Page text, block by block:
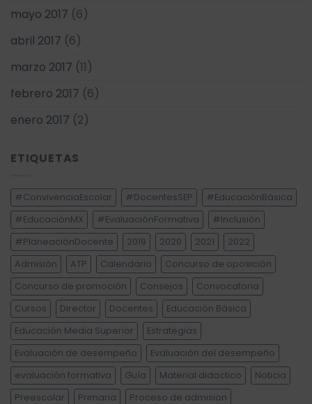
mayo 2017 (6)
abril 2017 (6)
marzo 2017 (11)
febrero 2017 (6)
enero 2017 (2)
ETIQUETAS
#ConvivenciaEscolar #DocentesSEP
#EducaciónBásica
#EducaciónMX
#EvaluaciónFormativa
#Inclusión
#PlaneaciónDocente
2019 2020 2021
2022
Admisión
ATP Calendario
Concurso de oposición
Concurso de promoción
Consejos
Convocatoria
Cursos
Director Docentes
Educación Básica
Educación Media Superior
Estrategias
Evaluación de desempeño
Evaluación del desempeño
evaluación formativa
Guía Material didactico
Noticia
Preescolar
Primaria
Proceso de admision